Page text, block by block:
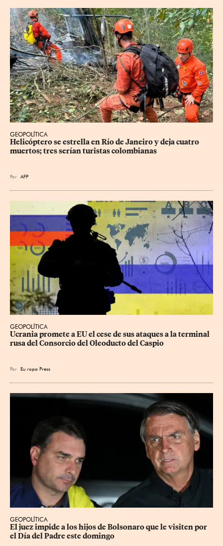
GEOPOLÍTICA
Helicóptero se estrella en Río de Janeiro y deja cuatro
muertos; tres serían turistas colombianas
Por AFP
GEOPOLÍTICA
Ucrania promete a EU el cese de sus ataques a la terminal
rusa del Consorcio del Oleoducto del Caspio
Por Eu ropa Press
GEOPOLÍTICA
El juez impide a los hijos de Bolsonaro que le visiten por
el Día del Padre este domingo